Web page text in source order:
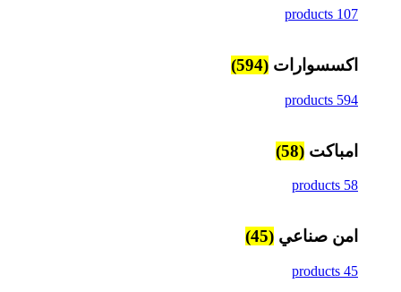
107 products
اكسسوارات (594)
594 products
امباكت (58)
58 products
امن صناعي (45)
45 products